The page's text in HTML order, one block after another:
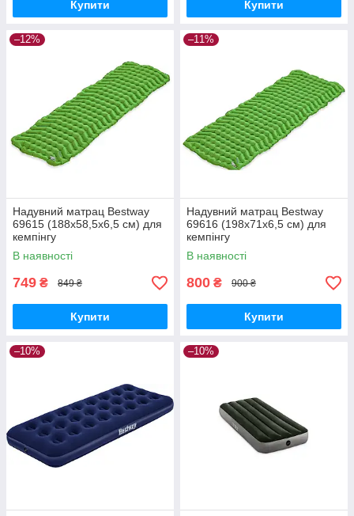
Купити Купити
–12%
Надувний матрац Bestway
69615 (188х58,5х6,5 см) для
кемпінгу
В наявності
749 ₴ 849 ₴
Купити
–11%
Надувний матрац Bestway
69616 (198х71х6,5 см) для
кемпінгу
В наявності
800 ₴ 900 ₴
Купити
–10% –10%